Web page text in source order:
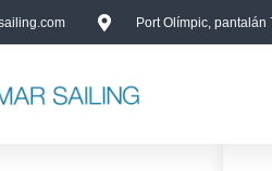
Port Olímpic, pantalán